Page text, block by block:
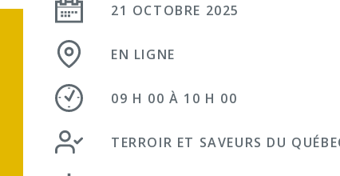
21 OCTOBRE 2025
EN LIGNE
09 H 00 À 10 H 00
TERROIR ET SAVEURS DU